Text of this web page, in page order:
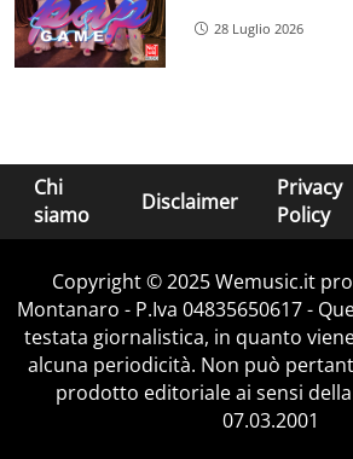
28 Luglio 2026
Chi
siamo
Disclaimer
Privacy
Policy
Copyright © 2025 Wemusic.it
Montanaro - P.Iva 04835650617 -
testata giornalistica, in quanto
alcuna periodicità. Non può
prodotto editoriale ai sensi della
07.03.2001